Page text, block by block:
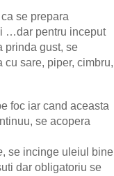
se prepara
…dar pentru inceput
prinda gust, se
sare, piper, cimbru,
foc iar cand aceasta
se acopera
, se incinge uleiul bine
dar obligatoriu se